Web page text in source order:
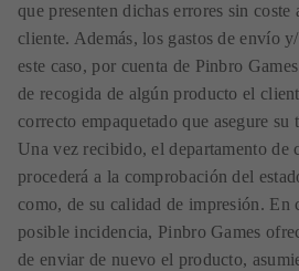
que presenten dichas errores sin
cliente. Además, los gastos de envío
este caso, por cuenta de Pinbro
de recogida de algún producto el
correcto empaquetado que asegure su
Una vez recibido, el departamento de
procederá a la comprobación del
como, de su calidad de impresión. En
posible incidencia, Pinbro Games
de enviar de nuevo el producto,